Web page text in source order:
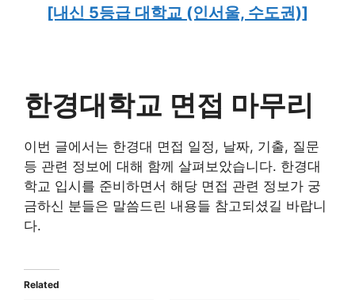
[내신 5등급 대학교 (인서울, 수도권)]
한경대학교 면접 마무리
이번 글에서는 한경대 면접 일정, 날짜, 기출, 질문
등 관련 정보에 대해 함께 살펴보았습니다. 한경대
학교 입시를 준비하면서 해당 면접 관련 정보가 궁
금하신 분들은 말씀드린 내용들 참고되셨길 바랍니
다.
Related